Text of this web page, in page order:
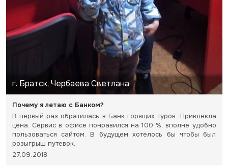
г. Братск, Чербаева Светлана
Почему я летаю с Банком?
В первый раз обратилась в Банк горящих туров. Привлекла
цена. Сервис в офисе понравился на 100 %, вполне удобно
пользоваться сайтом. В будущем хотелось бы чтобы был
розыгрыш путевок.
27.09.2018